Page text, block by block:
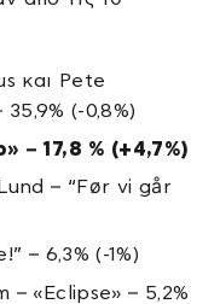
και Pete
(-0,8%)
– 17,8 % (+4,7%)
– “Før vi går
– 6,3% (-1%)
– «Eclipse» – 5,2%